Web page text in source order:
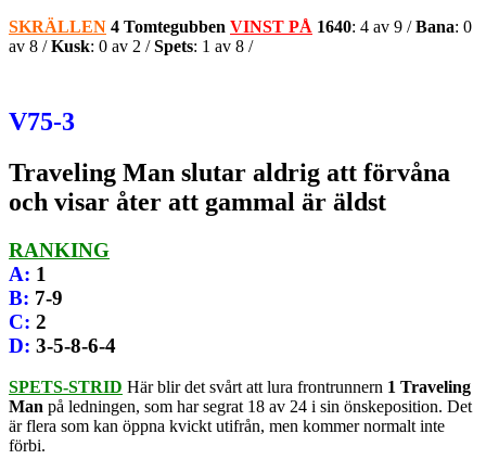
SKRÄLLEN 4 Tomtegubben VINST PÅ 1640: 4 av 9 /Bana: 0
av 8 /Kusk: 0 av 2 /Spets: 1 av 8 /
V75-3
Traveling Man slutar aldrig att förvåna
och visar åter att gammal är äldst
RANKING
A: 1
B: 7-9
C: 2
D: 3-5-8-6-4
SPETS-STRID Här blir det svårt att lura frontrunnern 1 Traveling
Man på ledningen, som har segrat 18 av 24 i sin önskeposition. Det
är flera som kan öppna kvickt utifrån, men kommer normalt inte
förbi.